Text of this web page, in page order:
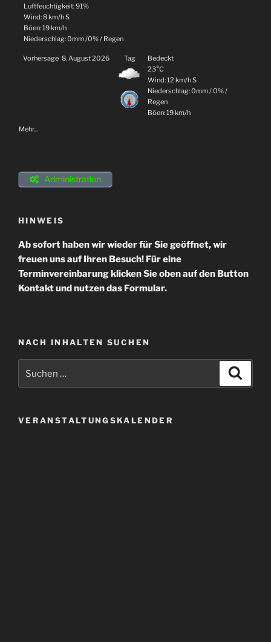
Luftfeuchtigkeit: 91%
Wind: 8 km/h S
Böen: 19 km/h
Niederschlag:0mm/0%/ Regen
Vorhersage 8. August 2026 Tag
Bedeckt
23°C
Wind: 12 km/h S
Niederschlag:0mm/0%/
Regen
Böen: 19 km/h
Mehr...
Administration
HINWEIS
Ab sofort haben wir wieder für Sie geöffnet, wir
freuen uns auf Ihren Besuch! Für eine
Terminvereinbarung klicken Sie oben auf den Button
Kontakt und nutzen das Formular.
NACH INHALTEN SUCHEN
nach:
VERANSTALTUNGSKALENDER